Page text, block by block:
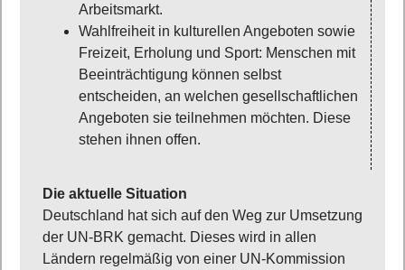
Arbeitsmarkt.
Wahlfreiheit in kulturellen Angeboten sowie
Freizeit, Erholung und Sport: Menschen mit
Beeinträchtigung können selbst
entscheiden, an welchen gesellschaftlichen
Angeboten sie teilnehmen möchten. Diese
stehen ihnen offen.
Die aktuelle Situation
Deutschland hat sich auf den Weg zur Umsetzung
der UN-BRK gemacht. Dieses wird in allen
Ländern regelmäßig von einer UN-Kommission